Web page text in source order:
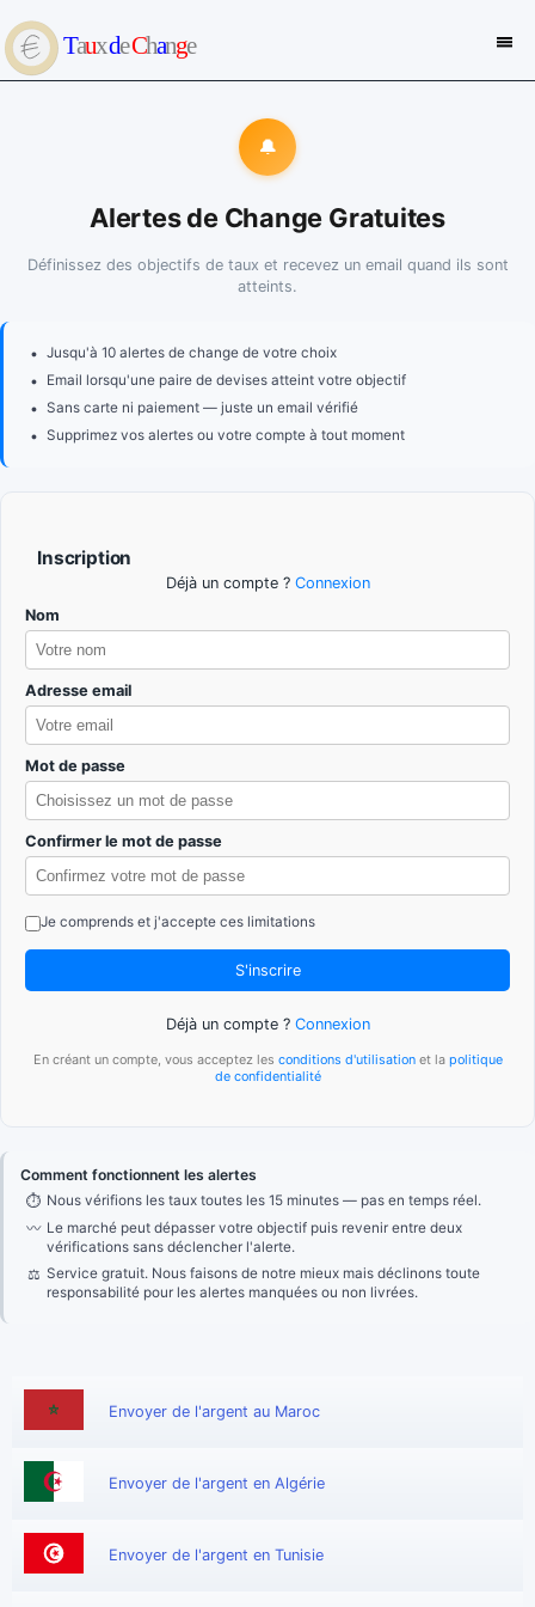
🔔
Alertes de Change Gratuites
Définissez des objectifs de taux et recevez un email quand ils sont
atteints.
• Jusqu'à 10 alertes de change de votre choix
• Email lorsqu'une paire de devises atteint votre objectif
• Sans carte ni paiement — juste un email vérifié
• Supprimez vos alertes ou votre compte à tout moment
Inscription
Déjà un compte ? Connexion
Nom
Adresse email
Mot de passe
Confirmer le mot de passe
Je comprends et j'accepte ces limitations
S'inscrire
Déjà un compte ? Connexion
En créant un compte, vous acceptez les conditions d'utilisationet la politique
de confidentialité
Comment fonctionnent les alertes
⏱ Nous vérifions les taux toutes les 15 minutes — pas en temps réel.
〰 Le marché peut dépasser votre objectif puis revenir entre deux
vérifications sans déclencher l'alerte.
⚖ Service gratuit. Nous faisons de notre mieux mais déclinons toute
responsabilité pour les alertes manquées ou non livrées.
Envoyer de l'argent au Maroc
Envoyer de l'argent en Algérie
Envoyer de l'argent en Tunisie